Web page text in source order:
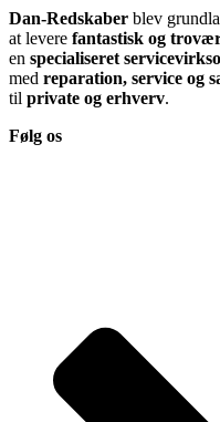
Dan-Redskaber blev
at levere fantastisk og
en specialiseret
med reparation, service og
til private og erhverv.
Følg os